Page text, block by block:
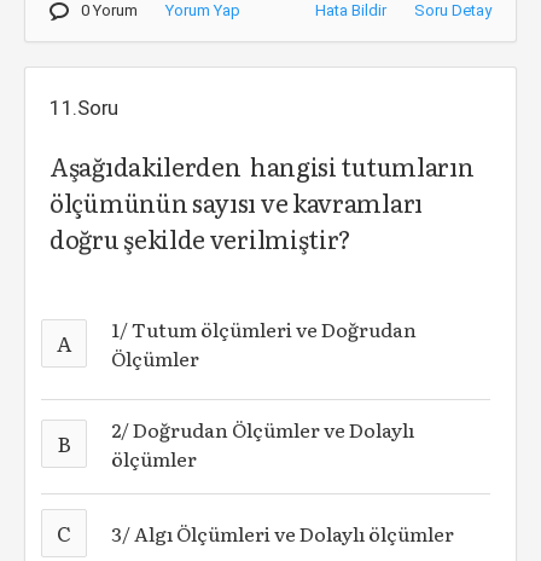
0 Yorum Yorum Yap Hata Bildir Soru Detay
11.Soru
Aşağıdakilerden hangisi tutumların
ölçümünün sayısı ve kavramları
doğru şekilde verilmiştir?
A
1/ Tutum ölçümleri ve Doğrudan
Ölçümler
B
2/ Doğrudan Ölçümler ve Dolaylı
ölçümler
C 3/ Algı Ölçümleri ve Dolaylı ölçümler